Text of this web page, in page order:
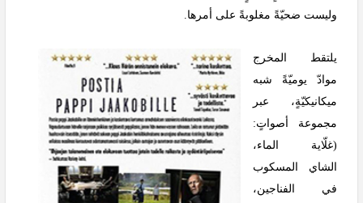
وليست ضحيّةً مغلوبةً على أمرها.
يلتقط المخرج
موادّ يوميّةً شبه
ميكانيكيّةٍ، عبر
مجموعة أصواتٍ:
(غلّاية الماء،
الشاي المسكوب
في الفناجين،